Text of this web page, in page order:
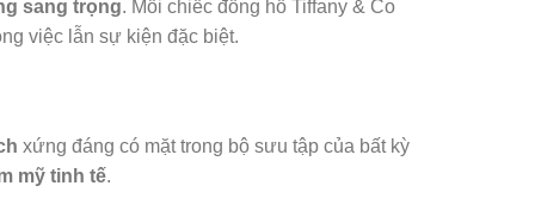
sang trọng. Mỗi chiếc đồng hồ Tiffany & Co
việc lẫn sự kiện đặc biệt.
xứng đáng có mặt trong bộ sưu tập của bất kỳ
mỹ tinh tế.